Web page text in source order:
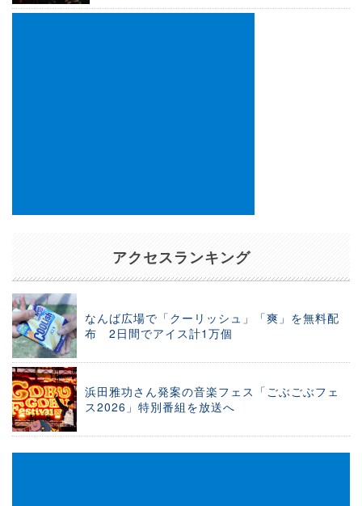
アクセスランキング
なんば広場で「クーリッシュ」「爽」を無料配
布 2日間でアイス計1万個
浜田雅功さん発案の音楽フェス「ごぶごぶフェ
ス2026」特別番組を放送へ